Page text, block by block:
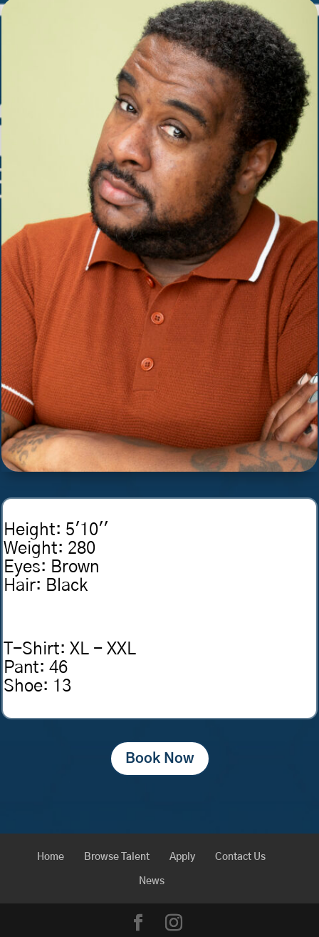
Height: 5'10''
Weight: 280
Eyes: Brown
Hair: Black
T-Shirt:XL - XXL
Pant:46
Shoe: 13
Book Now
Home Browse Talent Apply Contact Us
News